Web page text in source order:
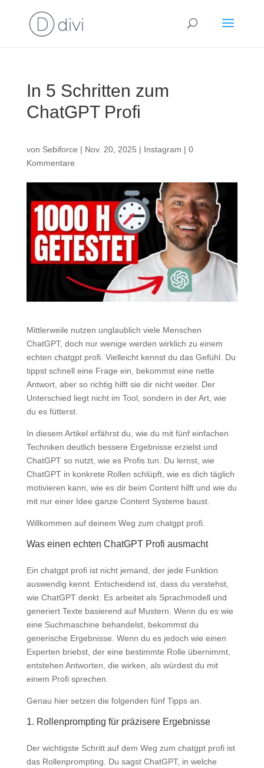
In 5 Schritten zum
ChatGPT Profi
von Sebiforce | Nov. 20, 2025 | Instagram | 0
Kommentare
Mittlerweile nutzen unglaublich viele Menschen
ChatGPT, doch nur wenige werden wirklich zu einem
echten chatgpt profi. Vielleicht kennst du das Gefühl. Du
tippst schnell eine Frage ein, bekommst eine nette
Antwort, aber so richtig hilft sie dir nicht weiter. Der
Unterschied liegt nicht im Tool, sondern in der Art, wie
du es fütterst.
In diesem Artikel erfährst du, wie du mit fünf einfachen
Techniken deutlich bessere Ergebnisse erzielst und
ChatGPT so nutzt, wie es Profis tun. Du lernst, wie
ChatGPT in konkrete Rollen schlüpft, wie es dich täglich
motivieren kann, wie es dir beim Content hilft und wie du
mit nur einer Idee ganze Content Systeme baust.
Willkommen auf deinem Weg zum chatgpt profi.
Was einen echten ChatGPT Profi ausmacht
Ein chatgpt profi ist nicht jemand, der jede Funktion
auswendig kennt. Entscheidend ist, dass du verstehst,
wie ChatGPT denkt. Es arbeitet als Sprachmodell und
generiert Texte basierend auf Mustern. Wenn du es wie
eine Suchmaschine behandelst, bekommst du
generische Ergebnisse. Wenn du es jedoch wie einen
Experten briebst, der eine bestimmte Rolle übernimmt,
entstehen Antworten, die wirken, als würdest du mit
einem Profi sprechen.
Genau hier setzen die folgenden fünf Tipps an.
1. Rollenprompting für präzisere Ergebnisse
Der wichtigste Schritt auf dem Weg zum chatgpt profi ist
das Rollenprompting. Du sagst ChatGPT, in welche